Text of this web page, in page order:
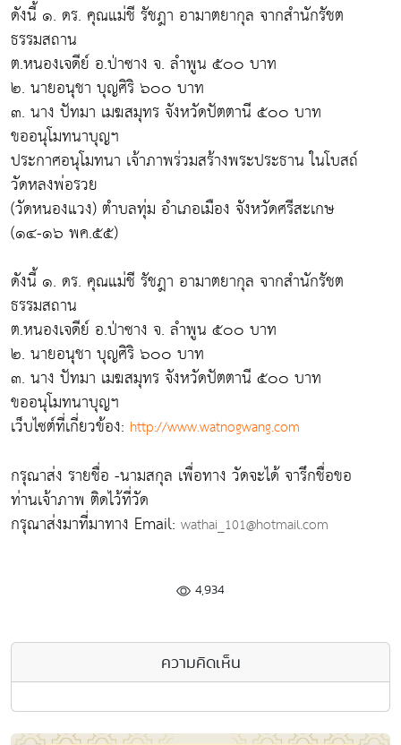
ดังนี้ ๑. ดร. คุณแม่ชี รัชฎา อามาตยากุล จากสำนักรัชต
ธรรมสถาน
ต.หนองเจดีย์ อ.ป่าซาง จ. ลำพูน ๕๐๐ บาท
๒. นายอนุชา บุญศิริ ๖๐๐ บาท
๓. นาง ปัทมา เมฆสมุทร จังหวัดปัตตานี ๕๐๐ บาท
ขออนุโมทนาบุญฯ
ประกาศอนุโมทนา เจ้าภาพร่วมสร้างพระประธาน ในโบสถ์
วัดหลงพ่อรวย
(วัดหนองแวง) ตำบลทุ่ม อำเภอเมือง จังหวัดศรีสะเกษ
(๑๔-๑๖ พค.๕๕)
ดังนี้ ๑. ดร. คุณแม่ชี รัชฎา อามาตยากุล จากสำนักรัชต
ธรรมสถาน
ต.หนองเจดีย์ อ.ป่าซาง จ. ลำพูน ๕๐๐ บาท
๒. นายอนุชา บุญศิริ ๖๐๐ บาท
๓. นาง ปัทมา เมฆสมุทร จังหวัดปัตตานี ๕๐๐ บาท
ขออนุโมทนาบุญฯ
เว็บไซต์ที่เกี่ยวข้อง: http://www.watnogwang.com
กรุณาส่ง รายชื่อ -นามสกุล เพื่อทาง วัดจะได้ จารึกชื่อขอ
ท่านเจ้าภาพ ติดไว้ที่วัด
กรุณาส่งมาที่มาทาง Email: wathai_101@hotmail.com
4,934
ความคิดเห็น